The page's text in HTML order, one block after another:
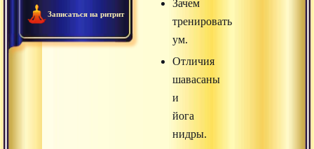
Записаться на ритрит
Зачем
тренировать
ум.
Отличия
шавасаны
и
йога
нидры.